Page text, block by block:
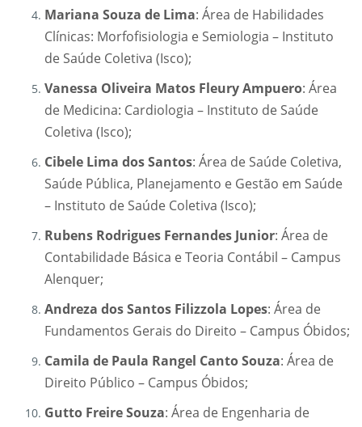
Mariana Souza de Lima: Área de Habilidades
Clínicas: Morfofisiologia e Semiologia – Instituto
de Saúde Coletiva (Isco);
Vanessa Oliveira Matos Fleury Ampuero: Área
de Medicina: Cardiologia – Instituto de Saúde
Coletiva (Isco);
Cibele Lima dos Santos: Área de Saúde Coletiva,
Saúde Pública, Planejamento e Gestão em Saúde
– Instituto de Saúde Coletiva (Isco);
Rubens Rodrigues Fernandes Junior: Área de
Contabilidade Básica e Teoria Contábil – Campus
Alenquer;
Andreza dos Santos Filizzola Lopes: Área de
Fundamentos Gerais do Direito – Campus Óbidos;
Camila de Paula Rangel Canto Souza: Área de
Direito Público – Campus Óbidos;
Gutto Freire Souza: Área de Engenharia de